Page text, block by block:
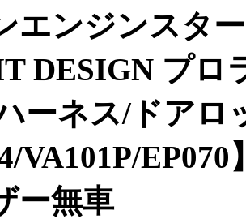
エンジンスタ
DESIGN プロ
ーネス/ドアロ
VA101P/
ー無車